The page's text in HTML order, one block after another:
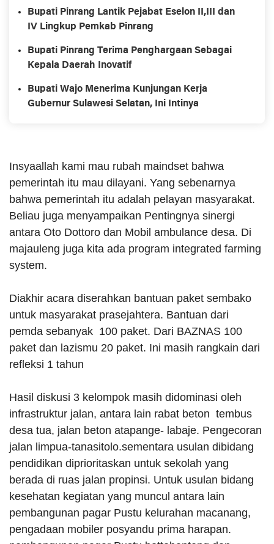
Bupati Pinrang Lantik Pejabat Eselon II,III dan
IV Lingkup Pemkab Pinrang
Bupati Pinrang Terima Penghargaan Sebagai
Kepala Daerah Inovatif
Bupati Wajo Menerima Kunjungan Kerja
Gubernur Sulawesi Selatan, Ini Intinya
Insyaallah kami mau rubah maindset bahwa
pemerintah itu mau dilayani. Yang sebenarnya
bahwa pemerintah itu adalah pelayan masyarakat.
Beliau juga menyampaikan Pentingnya sinergi
antara Oto Dottoro dan Mobil ambulance desa. Di
majauleng juga kita ada program integrated farming
system.
Diakhir acara diserahkan bantuan paket sembako
untuk masyarakat prasejahtera. Bantuan dari
pemda sebanyak 100 paket. Dari BAZNAS 100
paket dan lazismu 20 paket. Ini masih rangkain dari
refleksi 1 tahun
Hasil diskusi 3 kelompok masih didominasi oleh
infrastruktur jalan, antara lain rabat beton tembus
desa tua, jalan beton atapange- labaje. Pengecoran
jalan limpua-tanasitolo.sementara usulan dibidang
pendidikan diprioritaskan untuk sekolah yang
berada di ruas jalan propinsi. Untuk usulan bidang
kesehatan kegiatan yang muncul antara lain
pembangunan pagar Pustu kelurahan macanang,
pengadaan mobiler posyandu prima harapan.